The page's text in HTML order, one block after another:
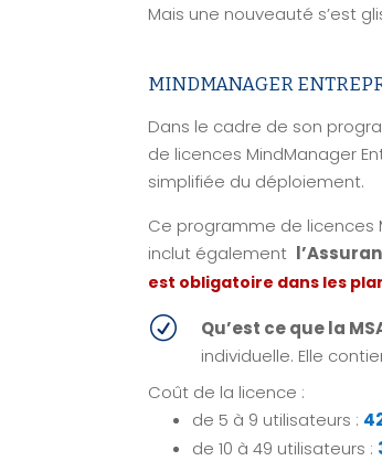
Mais une nouveauté s’est
MINDMANAGER
Dans le cadre de son
de licences MindManager
simplifiée du déploiement.
Ce programme de licences
inclut également
est obligatoire dans les
R Qu’est ce que la
individuelle. Elle
Coût de la licence :
de 5 à 9 utilisateurs :
de 10 à 49 utilisateurs :